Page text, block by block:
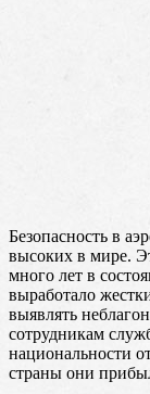
Безопасность в
высоких в мире.
много лет в
выработало
выявлять
сотрудникам
национальности
страны они